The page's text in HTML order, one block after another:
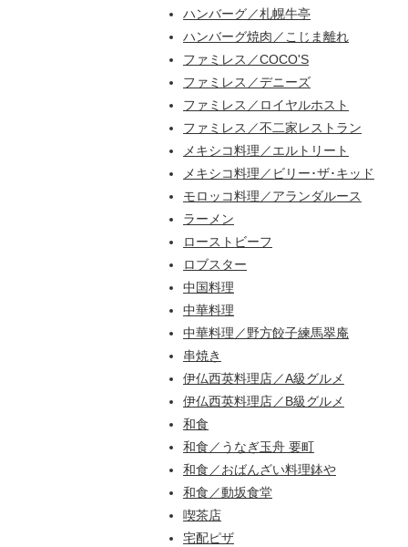
ハンバーグ／札幌牛亭
ハンバーグ焼肉／こじま離れ
ファミレス／COCO'S
ファミレス／デニーズ
ファミレス／ロイヤルホスト
ファミレス／不二家レストラン
メキシコ料理／エルトリート
メキシコ料理／ビリー･ザ･キッド
モロッコ料理／アランダルース
ラーメン
ローストビーフ
ロブスター
中国料理
中華料理
中華料理／野方餃子練馬翠庵
串焼き
伊仏西英料理店／A級グルメ
伊仏西英料理店／B級グルメ
和食
和食／うなぎ玉舟 要町
和食／おばんざい料理鉢や
和食／動坂食堂
喫茶店
宅配ピザ